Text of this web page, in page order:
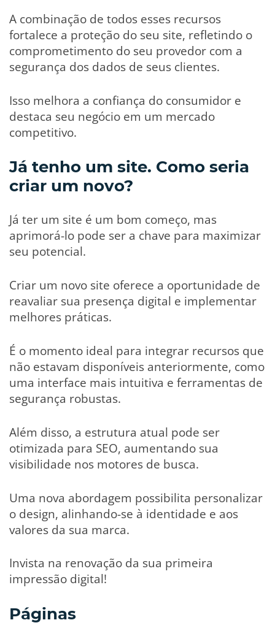
A combinação de todos esses recursos
fortalece a proteção do seu site, refletindo o
comprometimento do seu provedor com a
segurança dos dados de seus clientes.
Isso melhora a confiança do consumidor e
destaca seu negócio em um mercado
competitivo.
Já tenho um site. Como seria
criar um novo?
Já ter um site é um bom começo, mas
aprimorá-lo pode ser a chave para maximizar
seu potencial.
Criar um novo site oferece a oportunidade de
reavaliar sua presença digital e implementar
melhores práticas.
É o momento ideal para integrar recursos que
não estavam disponíveis anteriormente, como
uma interface mais intuitiva e ferramentas de
segurança robustas.
Além disso, a estrutura atual pode ser
otimizada para SEO, aumentando sua
visibilidade nos motores de busca.
Uma nova abordagem possibilita personalizar
o design, alinhando-se à identidade e aos
valores da sua marca.
Invista na renovação da sua primeira
impressão digital!
Páginas